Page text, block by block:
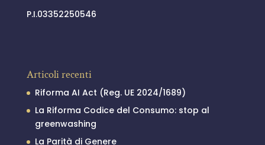
P.I.03352250546
Articoli recenti
Riforma AI Act (Reg. UE 2024/1689)
La Riforma Codice del Consumo: stop al
greenwashing
La Parità di Genere